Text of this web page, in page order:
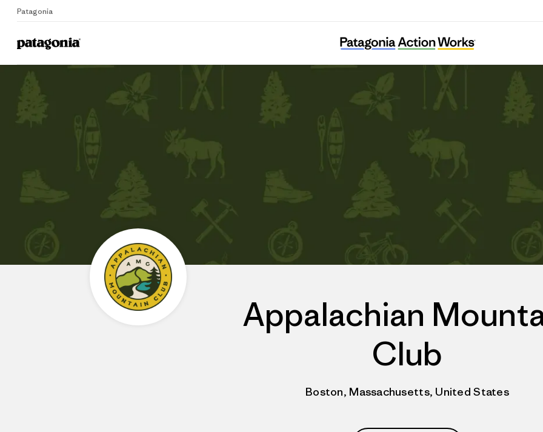
Patagonia
Home
Appalachian Mountain Club
Appalachian
Club
Boston, Massachusetts, United States